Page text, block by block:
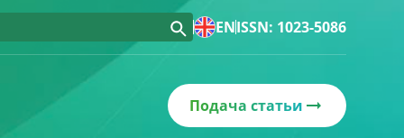
ENISSN: 1023-5086
Подача статьи